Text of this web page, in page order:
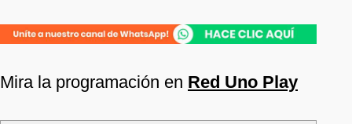
Mira la programación en Red Uno Play